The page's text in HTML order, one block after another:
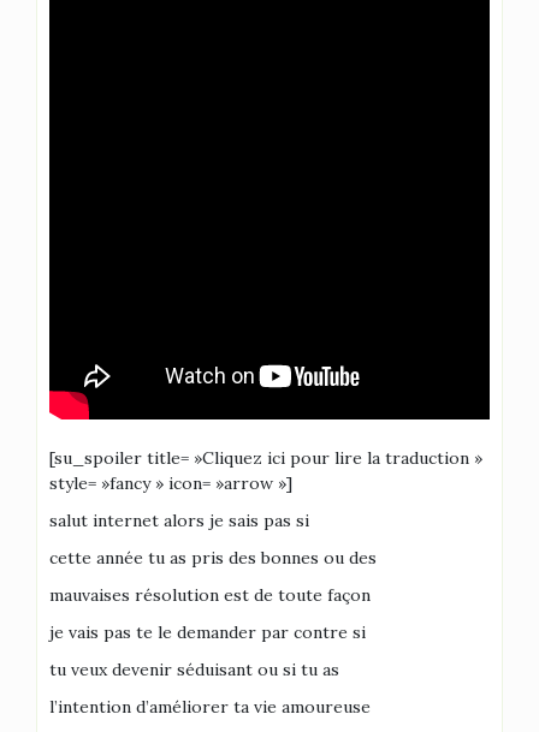
[su_spoiler title= »Cliquez ici pour lire la traduction »
style= »fancy » icon= »arrow »]
salut internet alors je sais pas si
cette année tu as pris des bonnes ou des
mauvaises résolution est de toute façon
je vais pas te le demander par contre si
tu veux devenir séduisant ou si tu as
l’intention d’améliorer ta vie amoureuse